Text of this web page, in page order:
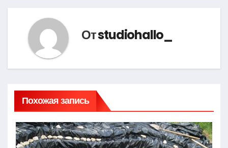
Отstudiohallo_
Похожая запись